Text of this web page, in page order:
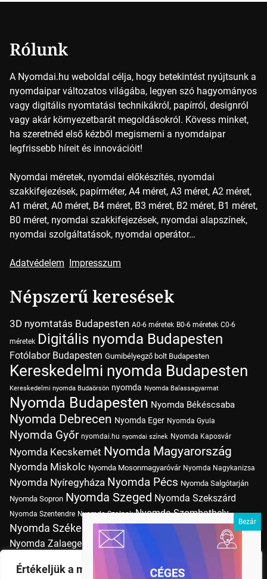
Értékeljük a magánéletét
Rólunk
A Nyomdai.hu weboldal célja, hogy betekintést nyújtsunk a
nyomdaipar változatos világába, legyen szó hagyományos
vagy digitális nyomtatási technikákról, papírról, designról
vagy akár környezetbarát megoldásokról. Kövess minket,
ha szeretnéd első kézből megismerni a nyomdaipar
legfrissebb híreit és innovációit!
Nyomdai méretek, nyomdai előkészítés, nyomdai
szakkifejezések, papírméter, A4 méret, A3 méret, A2 méret,
A1 méret, A0 méret, B4 méret, B3 méret, B2 méret, B1 méret,
B0 méret, nyomdai szakkifejezések, nyomdai alapszínek,
nyomdai szolgáltatások, nyomdai operátor…
Adatvédelem Impresszum
Népszerű keresések
3D nyomtatás Budapesten A0-6 méretek B0-6 méretek C0-6
méretek Digitális nyomda Budapesten
Fotólabor Budapesten Gumibélyegző bolt Budapesten
Kereskedelmi nyomda Budapesten
Kereskedelmi nyomda Budaörsön nyomda Nyomda Balassagyarmat
Nyomda Budapesten Nyomda Békéscsaba
Nyomda Debrecen Nyomda Eger Nyomda Gyula
Nyomda Győr nyomdai.hu nyomdai színek Nyomda Kaposvár
Nyomda Kecskemét Nyomda Magyarország
Nyomda Miskolc Nyomda Mosonmagyaróvár Nyomda Nagykanizsa
Nyomda Nyíregyháza Nyomda Pécs Nyomda Salgótarján
Nyomda Sopron Nyomda Szeged Nyomda Szekszárd
Nyomda Szentendre Nyomda Szolnok Nyomda Szombathely
Nyomda Székesfehérvár Nyomda Tatabánya Nyomda Vác
Nyomda Zalaegerszeg Nyomda Érd nyomtatás
Nyomtatás Budapesten